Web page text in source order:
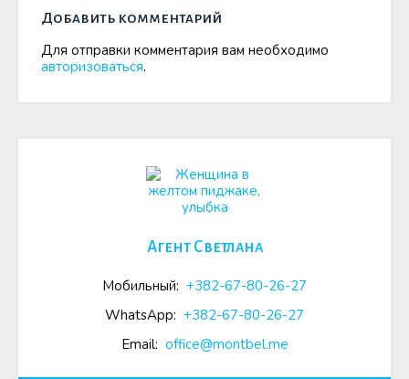
Добавить комментарий
Для отправки комментария вам необходимо
авторизоваться.
Агент Светлана
Мобильный: +382-67-80-26-27
WhatsApp: +382-67-80-26-27
Email: office@montbel.me